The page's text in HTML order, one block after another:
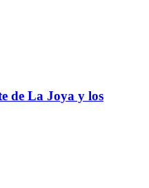
de La Joya y los